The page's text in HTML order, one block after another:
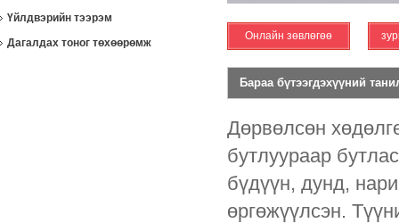
Онлайн зөвлөгөө
Бараа бүтээгдэхүүний
Дөрвөлсөн
бутлуураар
бүдүүн, дунд,
өргөжүүлсэн.
Үйлдвэрийн тээрэм
Дагалдах тоног төхөөрөмж